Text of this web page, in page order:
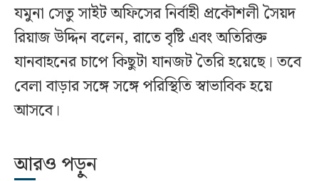
যমুনা সেতু সাইট অফিসের নির্বাহী প্রকৌশলী সৈয়দ
রিয়াজ উদ্দিন বলেন, রাতে বৃষ্টি এবং অতিরিক্ত
যানবাহনের চাপে কিছুটা যানজট তৈরি হয়েছে। তবে
বেলা বাড়ার সঙ্গে সঙ্গে পরিস্থিতি স্বাভাবিক হয়ে
আসবে।
আরও পড়ুন